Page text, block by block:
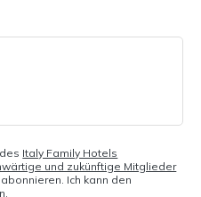
Italy Family Hotels
und zukünftige Mitglieder
Ich kann den